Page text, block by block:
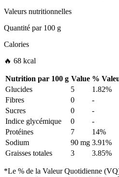
Valeurs nutritionnelles
Quantité par100 g
Calories
🔥 68 kcal
Nutrition par 100 g Value %
Glucides
5
1.82%
Fibres
0
-
Sucres
0
-
Indice glycémique
0
-
Protéines
7
14%
Sodium
90 mg 3.91%
Graisses totales
3 3.85%
*Le % de la Valeur Quotidienne